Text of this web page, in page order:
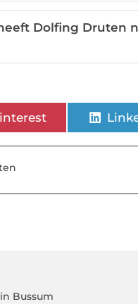
Dolfing Druten
Bussum